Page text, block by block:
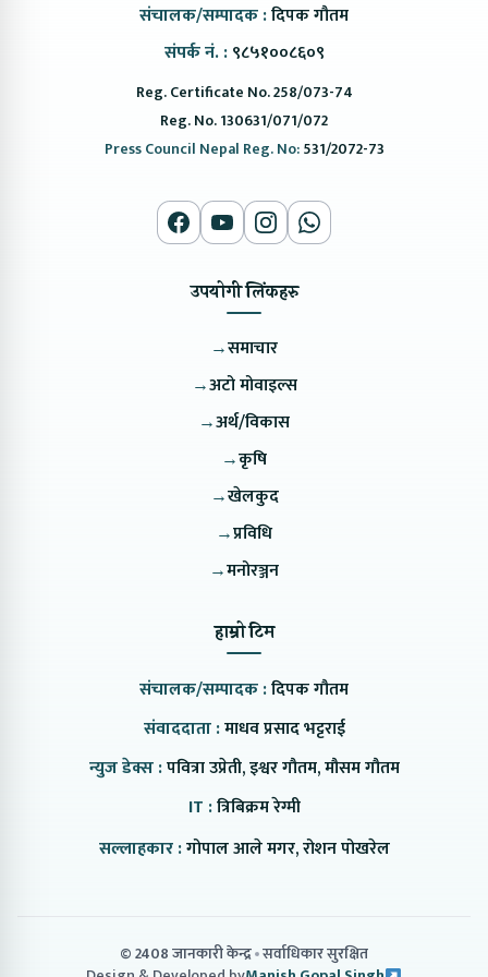
संचालक/सम्पादक :दिपक गौतम
संपर्क नं. : ९८५१००८६०९
Reg. Certificate No. 258/073-74
Reg. No. 130631/071/072
Press Council Nepal Reg. No:531/2072-73
उपयोगी लिंकहरु
→समाचार
→अटो मोवाइल्स
→अर्थ/विकास
→कृषि
→खेलकुद
→प्रविधि
→मनोरञ्जन
हाम्रो टिम
संचालक/सम्पादक :दिपक गौतम
संवाददाता :माधव प्रसाद भट्टराई
न्युज डेक्स :पवित्रा उप्रेती, इश्वर गौतम, मौसम गौतम
IT :त्रिबिक्रम रेग्मी
सल्लाहकार :गोपाल आले मगर, रोशन पोखरेल
© 2408 जानकारी केन्द्र सर्वाधिकार सुरक्षित